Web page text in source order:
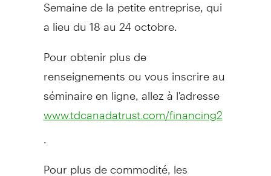
a lieu du 18 au 24 octobre.
Pour obtenir plus de
renseignements ou vous inscrire au
séminaire en ligne, allez à l'adresse
www.tdcanadatrust.com/financing2
Pour plus de commodité, les